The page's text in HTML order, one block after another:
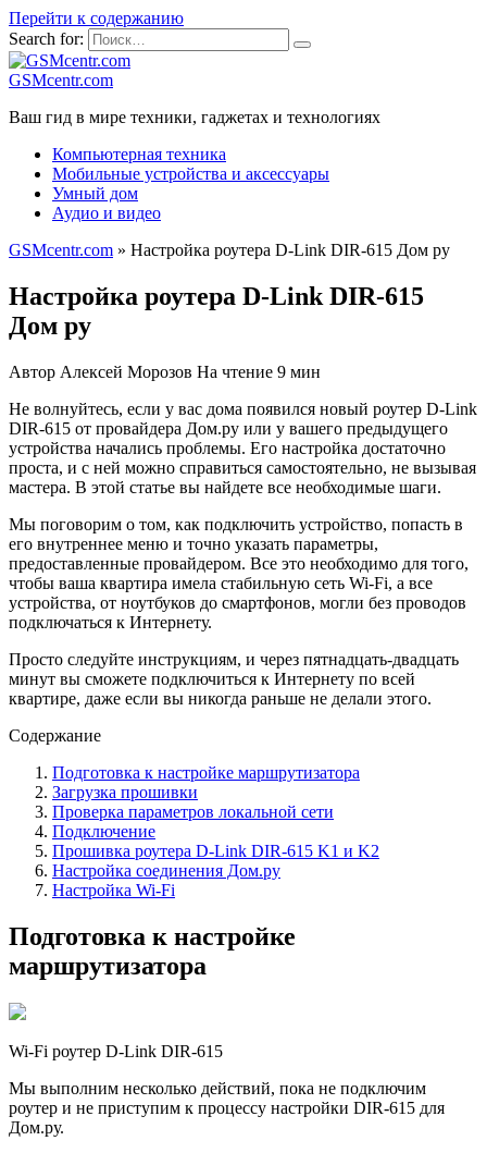
Перейти к содержанию
Search for:
GSMcentr.com
Ваш гид в мире техники, гаджетах и технологиях
Компьютерная техника
Мобильные устройства и аксессуары
Умный дом
Аудио и видео
GSMcentr.com » Настройка роутера D-Link DIR-615 Дом ру
Настройка роутера D-Link DIR-615
Дом ру
Автор Алексей Морозов На чтение 9 мин
Не волнуйтесь, если у вас дома появился новый роутер D-Link
DIR-615 от провайдера Дом.ру или у вашего предыдущего
устройства начались проблемы. Его настройка достаточно
проста, и с ней можно справиться самостоятельно, не вызывая
мастера. В этой статье вы найдете все необходимые шаги.
Мы поговорим о том, как подключить устройство, попасть в
его внутреннее меню и точно указать параметры,
предоставленные провайдером. Все это необходимо для того,
чтобы ваша квартира имела стабильную сеть Wi-Fi, а все
устройства, от ноутбуков до смартфонов, могли без проводов
подключаться к Интернету.
Просто следуйте инструкциям, и через пятнадцать-двадцать
минут вы сможете подключиться к Интернету по всей
квартире, даже если вы никогда раньше не делали этого.
Содержание
Подготовка к настройке маршрутизатора
Загрузка прошивки
Проверка параметров локальной сети
Подключение
Прошивка роутера D-Link DIR-615 K1 и K2
Настройка соединения Дом.ру
Настройка Wi-Fi
Подготовка к настройке
маршрутизатора
Wi-Fi роутер D-Link DIR-615
Мы выполним несколько действий, пока не подключим
роутер и не приступим к процессу настройки DIR-615 для
Дом.ру.